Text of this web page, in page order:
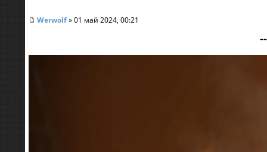
Werwolf» 01 май 2024, 00:21